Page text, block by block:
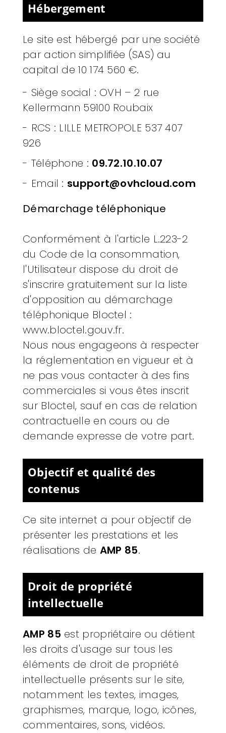
Hébergement
Le site est hébergé par une société
par action simplifiée (SAS) au
capital de 10 174 560 €.
- Siège social : OVH – 2 rue
Kellermann 59100 Roubaix
- RCS : LILLE METROPOLE 537 407
926
- Téléphone : 09.72.10.10.07
- Email : support@ovhcloud.com
Démarchage téléphonique
Conformément à l'article L.223-2
du Code de la consommation,
l'Utilisateur dispose du droit de
s'inscrire gratuitement sur la liste
d'opposition au démarchage
téléphonique Bloctel :
www.bloctel.gouv.fr.
Nous nous engageons à respecter
la réglementation en vigueur et à
ne pas vous contacter à des fins
commerciales si vous êtes inscrit
sur Bloctel, sauf en cas de relation
contractuelle en cours ou de
demande expresse de votre part.
Objectif et qualité des
contenus
Ce site internet a pour objectif de
présenter les prestations et les
réalisations de AMP 85.
Droit de propriété
intellectuelle
AMP 85 est propriétaire ou détient
les droits d'usage sur tous les
éléments de droit de propriété
intellectuelle présents sur le site,
notamment les textes, images,
graphismes, marque, logo, icônes,
commentaires, sons, vidéos.